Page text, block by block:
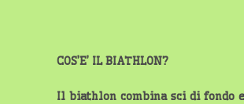
COS’E’ IL BIATHLON?
Il biathlon combina sci di fondo